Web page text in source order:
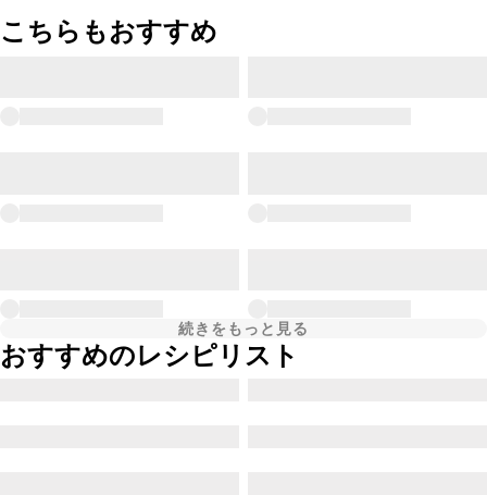
こちらもおすすめ
続きをもっと見る
おすすめのレシピリスト